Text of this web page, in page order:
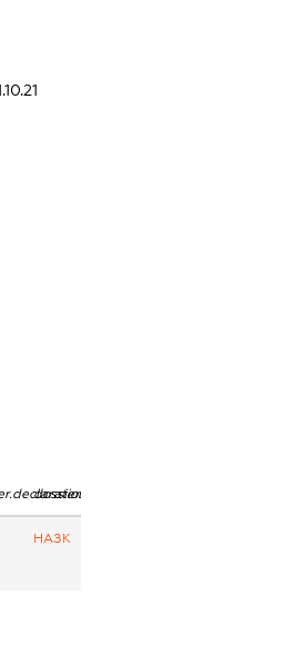
dossier.declarations.source
НАЗК